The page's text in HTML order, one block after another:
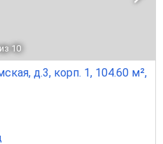
10
д.3, корп. 1, 104.60 м²,